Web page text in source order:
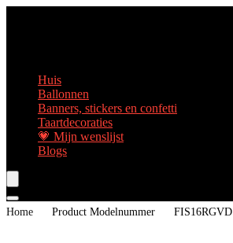
Huis
Ballonnen
Banners, stickers en confetti
Taartdecoraties
💗 Mijn wenslijst
Blogs
Home Product Modelnummer ‎FIS16RGVD